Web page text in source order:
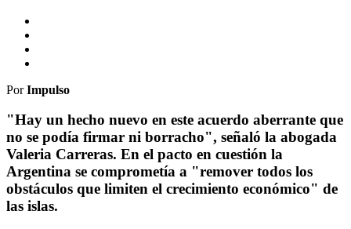
PorImpulso
"Hay un hecho nuevo en este acuerdo aberrante que
no se podía firmar ni borracho", señaló la abogada
Valeria Carreras. En el pacto en cuestión la
Argentina se comprometía a "remover todos los
obstáculos que limiten el crecimiento económico" de
las islas.